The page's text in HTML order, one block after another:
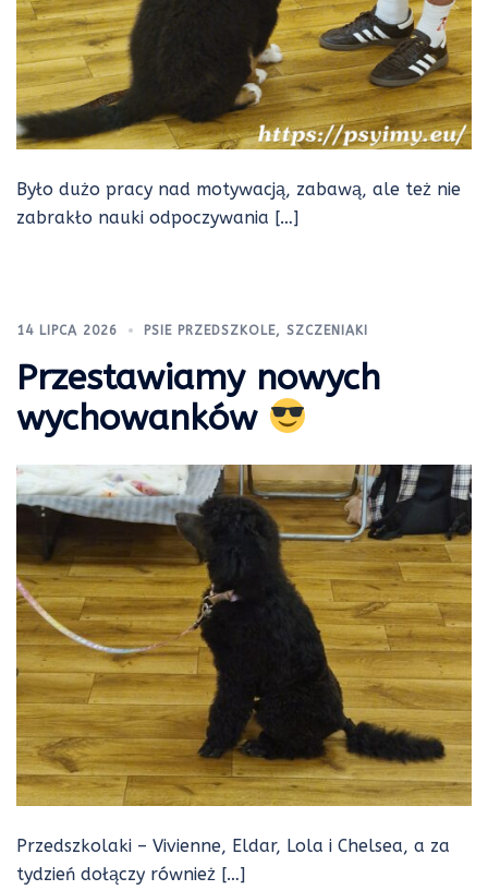
Było dużo pracy nad motywacją, zabawą, ale też nie
zabrakło nauki odpoczywania […]
14 LIPCA 2026 PSIE PRZEDSZKOLE, SZCZENIAKI
Przestawiamy nowych
wychowanków
Przedszkolaki – Vivienne, Eldar, Lola i Chelsea, a za
tydzień dołączy również […]